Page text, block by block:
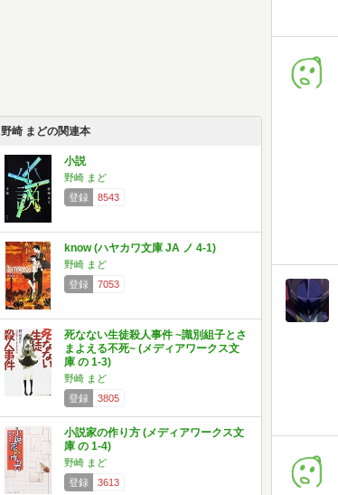
野崎 まどの関連本
小説
野崎 まど
登録
8543
know (ハヤカワ文庫 JA ノ 4-1)
野崎 まど
登録
7053
死なない生徒殺人事件 ~識別組子とさ
まよえる不死~ (メディアワークス文
庫 の 1-3)
野崎 まど
登録
3805
小説家の作り方 (メディアワークス文
庫 の 1-4)
野崎 まど
登録
3613